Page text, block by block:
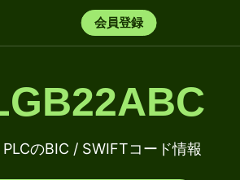
会員登録
のBIC / SWIFTコード情報